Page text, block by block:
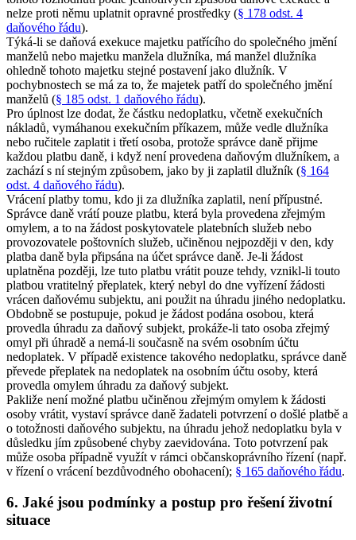
nelze proti němu uplatnit opravné prostředky (§ 178 odst. 4
daňového řádu).
Týká-li se daňová exekuce majetku patřícího do společného jmění
manželů nebo majetku manžela dlužníka, má manžel dlužníka
ohledně tohoto majetku stejné postavení jako dlužník. V
pochybnostech se má za to, že majetek patří do společného jmění
manželů (§ 185 odst. 1 daňového řádu).
Pro úplnost lze dodat, že částku nedoplatku, včetně exekučních
nákladů, vymáhanou exekučním příkazem, může vedle dlužníka
nebo ručitele zaplatit i třetí osoba, protože správce daně přijme
každou platbu daně, i když není provedena daňovým dlužníkem, a
zachází s ní stejným způsobem, jako by ji zaplatil dlužník (§ 164
odst. 4 daňového řádu).
Vrácení platby tomu, kdo ji za dlužníka zaplatil, není přípustné.
Správce daně vrátí pouze platbu, která byla provedena zřejmým
omylem, a to na žádost poskytovatele platebních služeb nebo
provozovatele poštovních služeb, učiněnou nejpozději v den, kdy
platba daně byla připsána na účet správce daně. Je-li žádost
uplatněna později, lze tuto platbu vrátit pouze tehdy, vznikl-li touto
platbou vratitelný přeplatek, který nebyl do dne vyřízení žádosti
vrácen daňovému subjektu, ani použit na úhradu jiného nedoplatku.
Obdobně se postupuje, pokud je žádost podána osobou, která
provedla úhradu za daňový subjekt, prokáže-li tato osoba zřejmý
omyl při úhradě a nemá-li současně na svém osobním účtu
nedoplatek. V případě existence takového nedoplatku, správce daně
převede přeplatek na nedoplatek na osobním účtu osoby, která
provedla omylem úhradu za daňový subjekt.
Pakliže není možné platbu učiněnou zřejmým omylem k žádosti
osoby vrátit, vystaví správce daně žadateli potvrzení o došlé platbě a
o totožnosti daňového subjektu, na úhradu jehož nedoplatku byla v
důsledku jím způsobené chyby zaevidována. Toto potvrzení pak
může osoba případně využít v rámci občanskoprávního řízení (např.
v řízení o vrácení bezdůvodného obohacení); § 165 daňového řádu.
6. Jaké jsou podmínky a postup pro řešení životní
situace